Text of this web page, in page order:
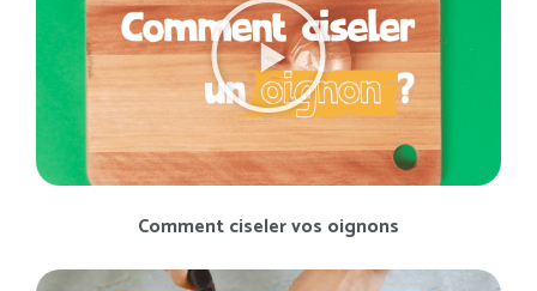
Comment ciseler vos oignons